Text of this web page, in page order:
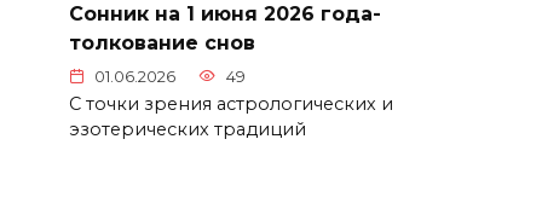
Сонник на 1 июня 2026 года-
толкование снов
01.06.2026 49
С точки зрения астрологических и
эзотерических традиций